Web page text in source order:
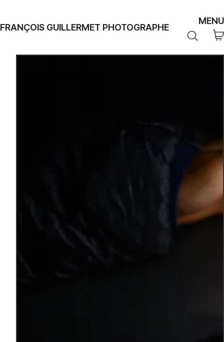
FRANÇOIS GUILLERMET PHOTOGRAPHE
MENU